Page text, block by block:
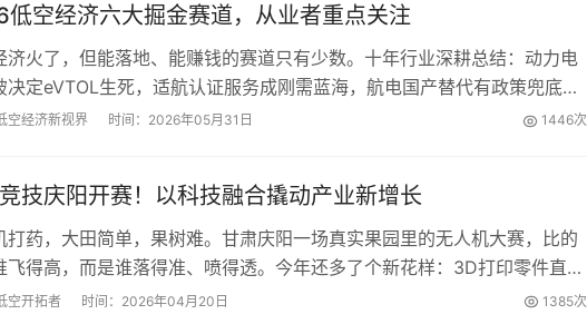
空经济六大掘金赛道，从业者重点关注
济火了，但能落地、能赚钱的赛道只有少数。十年行业深耕总结：动力电
决定eVTOL生死，适航认证服务成刚需蓝海，航电国产替代有政策兜底，
空已跑出15亿产值。选对赛道，才能吃到红利。...
空经济新视界 时间：2026年05月31日 1446次
技庆阳开赛！以科技融合撬动产业新增长
打药，大田简单，果树难。甘肃庆阳一场真实果园里的无人机大赛，比的
飞得高，而是谁落得准、喷得透。今年还多了个新花样：3D打印零件直接
上修。从油田巡检到应急投送，低空经济正在西北硬核落地。...
空开拓者 时间：2026年04月20日 1385次